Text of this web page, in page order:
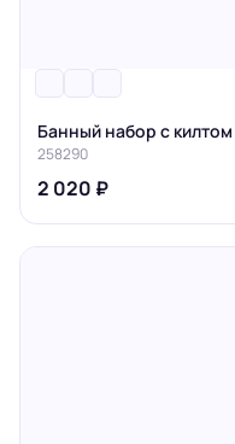
Банный набор с
258290
2 020 ₽